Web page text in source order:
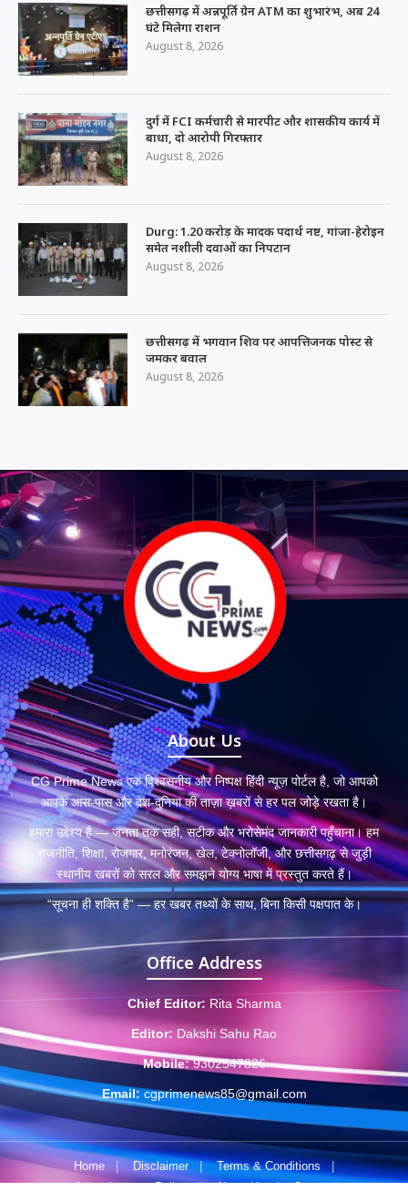
छत्तीसगढ़ में अन्नपूर्ति ग्रेन ATM का शुभारंभ, अब 24
घंटे मिलेगा राशन
August 8, 2026
दुर्ग में FCI कर्मचारी से मारपीट और शासकीय कार्य में
बाधा, दो आरोपी गिरफ्तार
August 8, 2026
Durg: 1.20 करोड़ के मादक पदार्थ नष्ट, गांजा-हेरोइन
समेत नशीली दवाओं का निपटान
August 8, 2026
छत्तीसगढ़ में भगवान शिव पर आपत्तिजनक पोस्ट से
जमकर बवाल
August 8, 2026
About Us
CG Prime News एक विश्वसनीय और निष्पक्ष हिंदी न्यूज़ पोर्टल है, जो आपको
आपके आस-पास और देश-दुनिया की ताज़ा ख़बरों से हर पल जोड़े रखता है।
हमारा उद्देश्य है — जनता तक सही, सटीक और भरोसेमंद जानकारी पहुँचाना। हम
राजनीति, शिक्षा, रोजगार, मनोरंजन, खेल, टेक्नोलॉजी, और छत्तीसगढ़ से जुड़ी
स्थानीय खबरों को सरल और समझने योग्य भाषा में प्रस्तुत करते हैं।
“सूचना ही शक्ति है” — हर खबर तथ्यों के साथ, बिना किसी पक्षपात के।
Office Address
Chief Editor: Rita Sharma
Editor: Dakshi Sahu Rao
Mobile: 9302547826
Email: cgprimenews85@gmail.com
Home Disclaimer Terms & Conditions
|
Advertisement Policy
| About Us | Contact